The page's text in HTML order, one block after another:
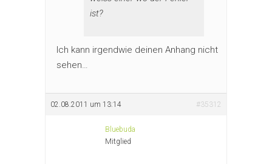
ist?
Ich kann irgendwie deinen Anhang nicht
sehen…
02.08.2011 um 13:14 #35312
Bluebuda
Mitglied